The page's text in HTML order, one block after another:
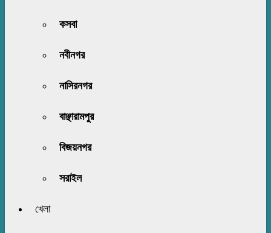
কসবা
নবীনগর
নাসিরনগর
বাঞ্ছারামপুর
বিজয়নগর
সরাইল
খেলা